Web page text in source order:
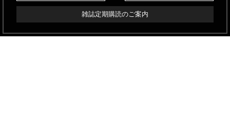
雑誌定期購読のご案内